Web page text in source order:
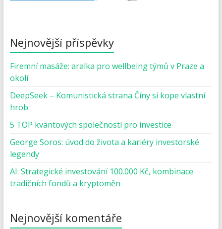
Nejnovější příspěvky
Firemní masáže: aralka pro wellbeing týmů v Praze a
okolí
DeepSeek – Komunistická strana Číny si kope vlastní
hrob
5 TOP kvantových společností pro investice
George Soros: úvod do života a kariéry investorské
legendy
AI: Strategické investování 100.000 Kč, kombinace
tradičních fondů a kryptoměn
Nejnovější komentáře